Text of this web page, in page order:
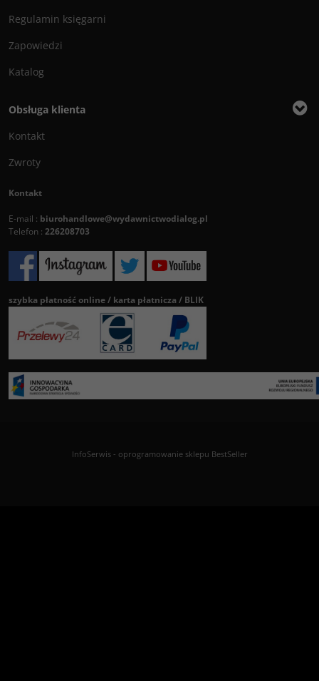
Regulamin księgarni
Zapowiedzi
Katalog
Obsługa klienta
Kontakt
Zwroty
Kontakt
E-mail : biurohandlowe@wydawnictwodialog.pl
Telefon : 226208703
szybka płatność online / karta płatnicza / BLIK
InfoSerwis- oprogramowanie sklepu BestSeller